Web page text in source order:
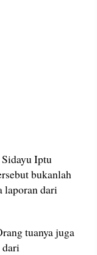
Iptu
bukanlah
laporan dari
tuanya juga